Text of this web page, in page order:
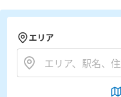
エリア